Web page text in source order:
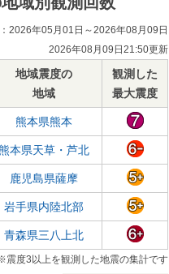
2026年05月01日～2026年08月09日
2026年08月09日21:50更新
地域震度の
地域
観測した
最大震度
熊本県熊本
本県天草・芦北
鹿児島県薩摩
岩手県内陸北部
青森県三八上北
震度3以上を観測した地震の集計です